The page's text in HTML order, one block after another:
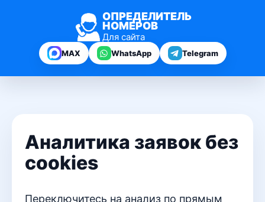
ОПРЕДЕЛИТЕЛЬ
НОМЕРОВ
Для сайта
MAX WhatsApp Telegram
Аналитика заявок без
cookies
Переключитесь на анализ по прямым